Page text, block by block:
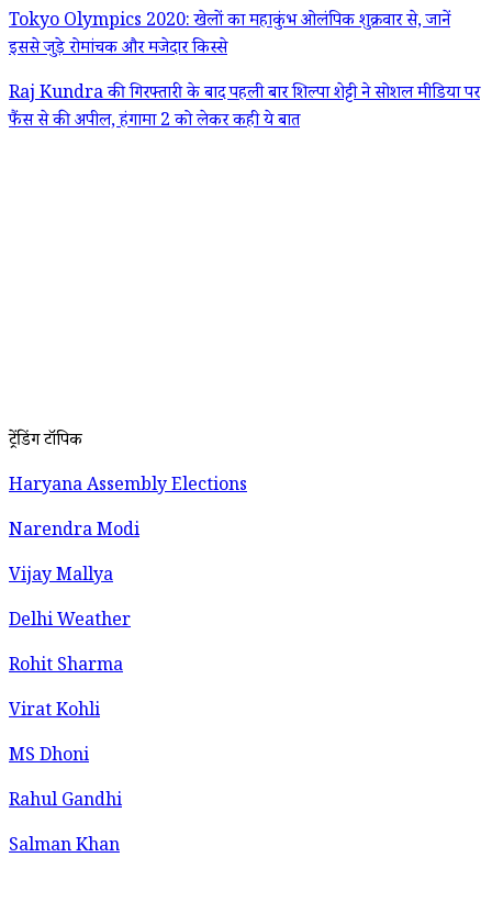
Tokyo Olympics 2020: खेलों का महाकुंभ ओलंपिक शुक्रवार से, जानें
इससे जुड़े रोमांचक और मजेदार किस्से
Raj Kundra की गिरफ्तारी के बाद पहली बार शिल्पा शेट्टी ने सोशल मीडिया पर
फैंस से की अपील, हंगामा 2 को लेकर कही ये बात
ट्रेंडिंग टॉपिक
Haryana Assembly Elections
Narendra Modi
Vijay Mallya
Delhi Weather
Rohit Sharma
Virat Kohli
MS Dhoni
Rahul Gandhi
Salman Khan